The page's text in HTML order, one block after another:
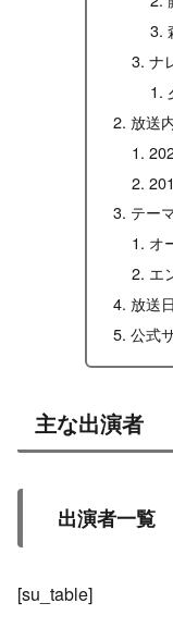
ナ
放送
テー
オ
エ
放送
公式
主な出演者
出演者一覧
[su_table]